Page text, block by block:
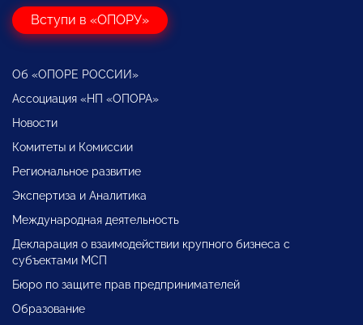
Вступи в «ОПОРУ»
Об «ОПОРЕ РОССИИ»
Ассоциация «НП «ОПОРА»
Новости
Комитеты и Комиссии
Региональное развитие
Экспертиза и Аналитика
Международная деятельность
Декларация о взаимодействии крупного бизнеса с
субъектами МСП
Бюро по защите прав предпринимателей
Образование